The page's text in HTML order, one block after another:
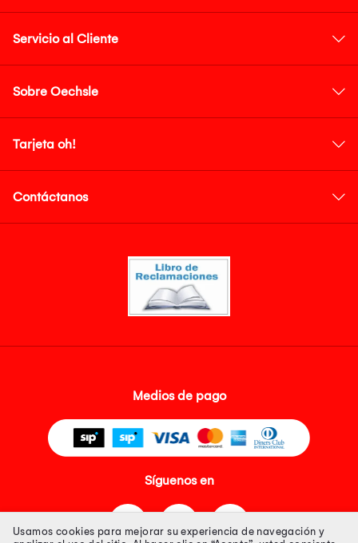
Servicio al Cliente
Sobre Oechsle
Tarjeta oh!
Contáctanos
Medios de pago
Síguenos en
Usamos cookies para mejorar su experiencia de navegación y